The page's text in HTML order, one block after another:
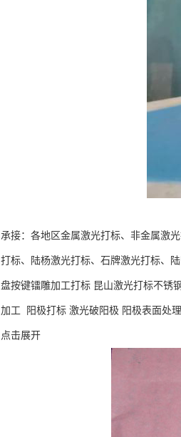
承接：各地区金属激光打标、非金属激
打标、陆杨激光打标、石牌激光打标、
盘按键镭雕加工打标 昆山激光打标不
加工 阳极打标 激光破阳极 阳极表面处
点击展开